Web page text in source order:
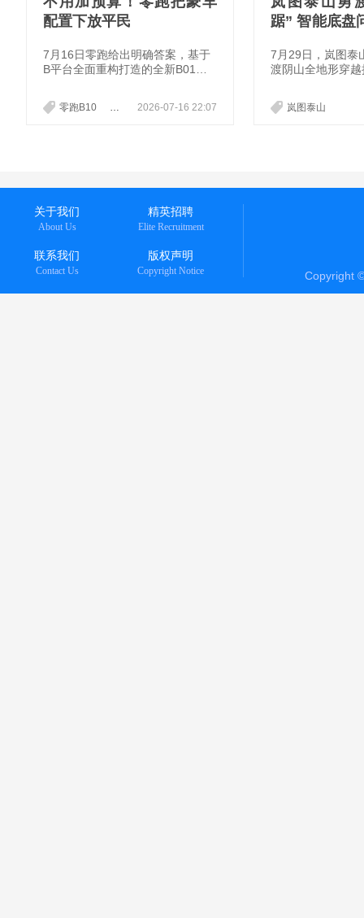
配置下放平民
7月16日零跑给出明确答案，基于
B平台全面重构打造的全新B01与
价，直接把二十万级续航、五十万
级豪华配置，塞进十万级价格区
2026-07-16 22:07
零跑B10 零跑B01
踞” 智能底盘
7月29日，岚图泰
渡阴山全地形穿
的全地形实力。
款全地形智能底盘
全地形能力边界。
岚图泰山
关于我们
About Us
精英招聘
Elite Recruitment
联系我们
Contact Us
版权声明
Copyright Notice Copyright